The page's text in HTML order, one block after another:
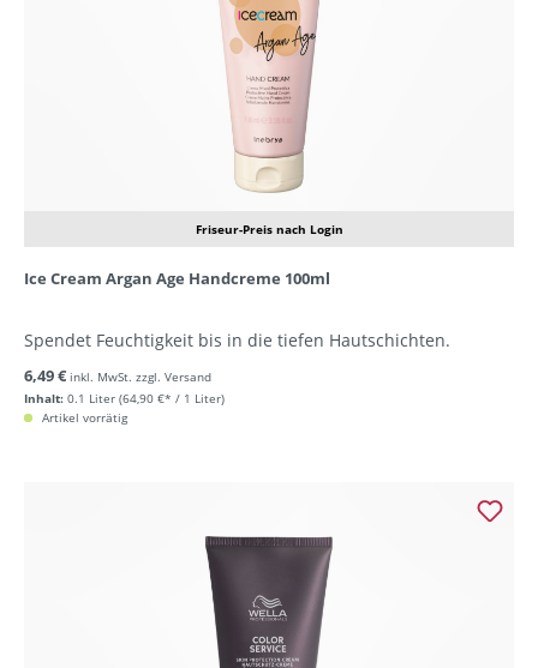
Friseur-Preis nach Login
Ice Cream Argan Age Handcreme 100ml
Spendet Feuchtigkeit bis in die tiefen Hautschichten.
Inhalt: 0.1 Liter (64,90 €* / 1 Liter)
6,49 € inkl. MwSt. zzgl. Versand
Artikel vorrätig